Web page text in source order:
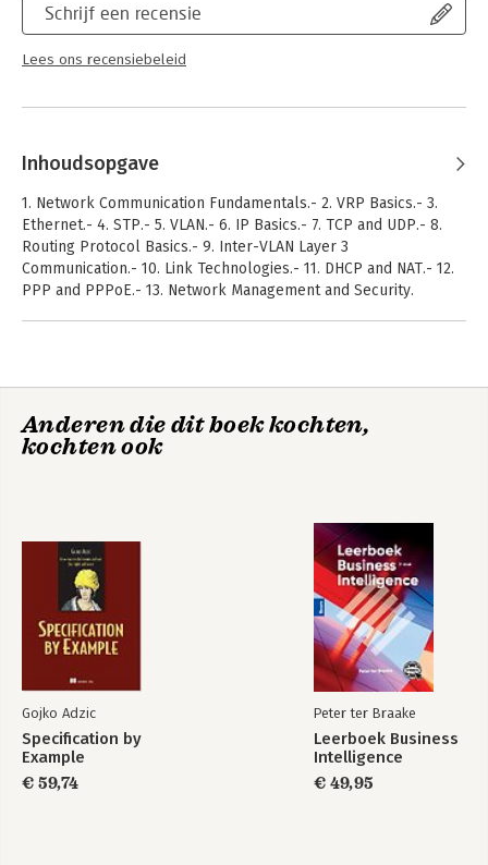
Schrijf een recensie
Lees ons recensiebeleid
Inhoudsopgave
1. Network Communication Fundamentals.- 2. VRP Basics.- 3.
Ethernet.- 4. STP.- 5. VLAN.- 6. IP Basics.- 7. TCP and UDP.- 8.
Routing Protocol Basics.- 9. Inter-VLAN Layer 3
Communication.- 10. Link Technologies.- 11. DHCP and NAT.- 12.
PPP and PPPoE.- 13. Network Management and Security.
Anderen die dit boek kochten,
kochten ook
Gojko Adzic
Specification by
Example
€ 59,74
Peter ter Braake
Leerboek Business
Intelligence
€ 49,95